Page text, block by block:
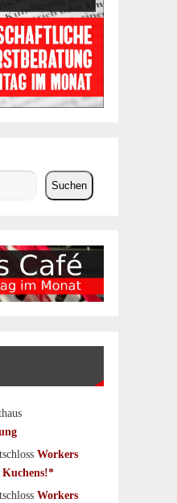
Suchen
Workers
Kuchens!*
Workers